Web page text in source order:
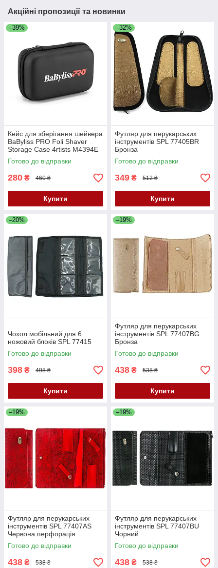
Акційні пропозиції та новинки
–39%
Кейс для зберігання шейвера
BaByliss PRO Foli Shaver
Storage Case 4rtists M4394E
Готово до відправки
280 ₴ 460 ₴
Купити
–32%
Футляр для перукарських
інструментів SPL 77405BR
Бронза
Готово до відправки
349 ₴ 512 ₴
Купити
–20%
Чохол мобільний для 6
ножовий блоків SPL 77415
Готово до відправки
398 ₴ 498 ₴
Купити
–19%
Футляр для перукарських
інструментів SPL 77407BG
Бронза
Готово до відправки
438 ₴ 538 ₴
Купити
–19%
Футляр для перукарських
інструментів SPL 77407AS
Червона перфорація
Готово до відправки
438 ₴ 538 ₴
–19%
Футляр для перукарських
інструментів SPL 77407BU
Чорний
Готово до відправки
438 ₴ 538 ₴